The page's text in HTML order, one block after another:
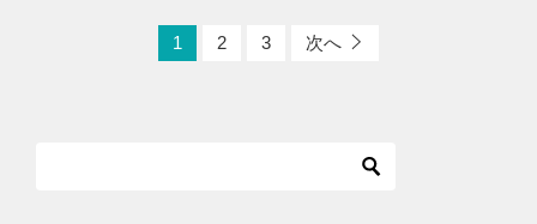
1 2 3 次へ